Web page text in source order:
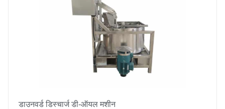
डाउनवर्ड डिस्चार्ज डी-ऑयल मशीन